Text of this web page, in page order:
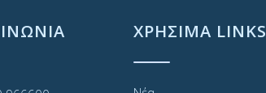
ΧΡΗΣΙΜΑ LINKS